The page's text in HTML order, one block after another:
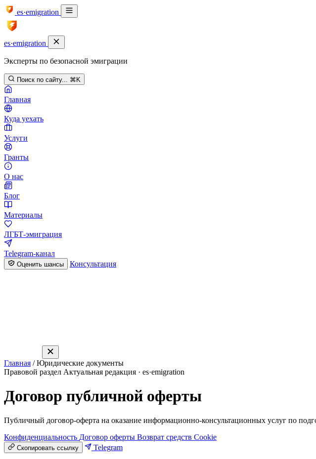
es·emigration
es·emigration
Эксперты по безопасной эмиграции
Поиск по сайту... ⌘K
Главная
Куда уехать
Услуги
Гранты
О нас
Блог
Материалы
ЛГБТ-эмиграция
Telegram-канал
Оценить шансы Консультация
Главная / Юридические документы
Правовой раздел Актуальная редакция · es·emigration
Договор публичной оферты
Публичный договор-оферта на оказание информационно-консультационных услуг по
Конфиденциальность Договор оферты Возврат средств Cookie
Скопировать ссылку Telegram